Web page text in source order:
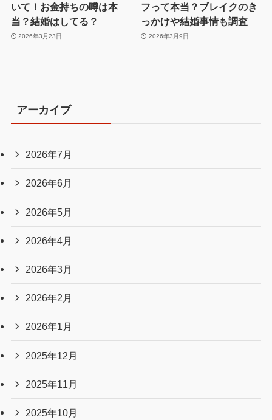
いて！お金持ちの噂は本
当？結婚はしてる？
2026年3月23日
フって本当？ブレイクのき
っかけや結婚事情も調査
2026年3月9日
アーカイブ
2026年7月
2026年6月
2026年5月
2026年4月
2026年3月
2026年2月
2026年1月
2025年12月
2025年11月
2025年10月